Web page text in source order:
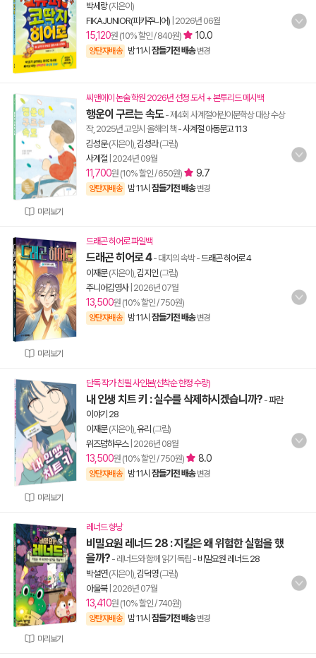
박세랑(지은이)
FIKAJUNIOR(피카주니어) 2026년 06월
15,120원 (10% 할인 / 840원) 10.0
양탄자배송 밤 11시 잠들기전 배송 변경
미리보기
씨앤에이 논술 학원 2026년 선정 도서 + 본투리드 메시백
행운이 구르는 속도- 제4회 사계절어린이문학상 대상 수상
작, 2025년 고양시 올해의 책 -사계절 아동문고 113
김성운(지은이), 김성라(그림)
사계절 2024년 09월
11,700원 (10% 할인 / 650원) 9.7
양탄자배송 밤 11시 잠들기전 배송 변경
미리보기
드래곤 히어로 파일백
드래곤 히어로 4- 대지의 속박-드래곤 히어로 4
이재문(지은이), 김지인 (그림)
주니어김영사| 2026년 07월
13,500원 (10% 할인 / 750원)
양탄자배송 밤 11시 잠들기전 배송 변경
미리보기
단독 작가 친필 사인본(선착순 한정 수량)
내 인생 치트 키 : 실수를 삭제하시겠습니까? -파란
이야기 28
이재문(지은이), 유리 (그림)
위즈덤하우스| 2026년 08월
13,500원 (10% 할인 / 750원) 8.0
양탄자배송 밤 11시 잠들기전 배송 변경
미리보기
레너드 향낭
비밀요원 레너드 28 : 지킬은 왜 위험한 실험을 했
을까? - 레너드와 함께 읽기 독립 - 비밀요원 레너드 28
박설연(지은이), 김덕영(그림)
아울북| 2026년 07월
13,410원 (10% 할인 / 740원)
양탄자배송 밤 11시 잠들기전 배송 변경